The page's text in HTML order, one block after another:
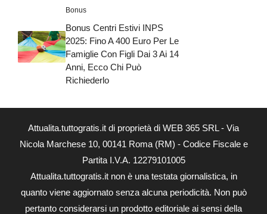
Bonus
Bonus Centri Estivi INPS
2025: Fino A 400 Euro Per Le
Famiglie Con Figli Dai 3 Ai 14
Anni, Ecco Chi Può
Richiederlo
Attualita.tuttogratis.it di proprietà di WEB 365 SRL - Via
Nicola Marchese 10, 00141 Roma (RM) - Codice Fiscale e
Partita I.V.A. 12279101005
Attualita.tuttogratis.it non è una testata giornalistica, in
quanto viene aggiornato senza alcuna periodicità. Non può
pertanto considerarsi un prodotto editoriale ai sensi della